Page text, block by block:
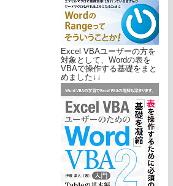
Excel VBAユーザーの方を
対象として、Wordの表を
VBAで操作する基礎をまと
めました↓↓